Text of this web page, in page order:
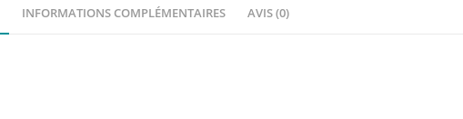
INFORMATIONS COMPLÉMENTAIRES AVIS (0)